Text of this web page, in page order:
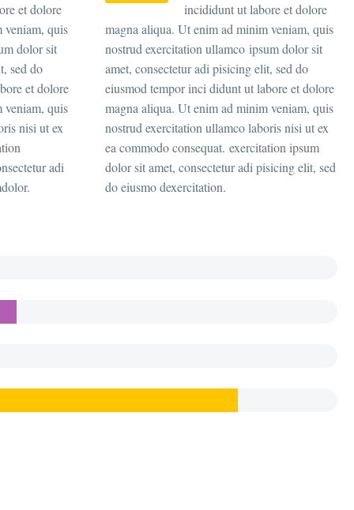
et dolore
veniam, quis
dolor sit
sed do
et dolore
veniam, quis
nisi ut ex
adi
incididunt ut labore et dolore
magna aliqua. Ut enim ad minim veniam, quis
nostrud exercitation ullamco ipsum dolor sit
amet, consectetur adi pisicing elit, sed do
eiusmod tempor inci didunt ut labore et dolore
magna aliqua. Ut enim ad minim veniam, quis
nostrud exercitation ullamco laboris nisi ut ex
ea commodo consequat. exercitation ipsum
dolor sit amet, consectetur adi pisicing elit, sed
do eiusmo dexercitation.